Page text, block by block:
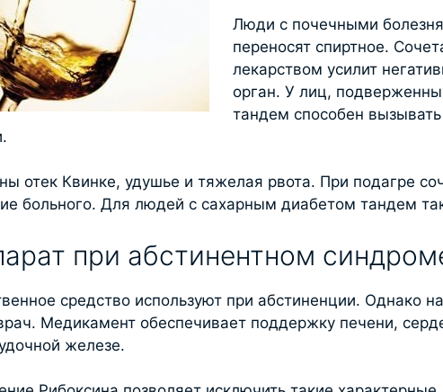
Люди с почечными
переносят спиртное.
лекарством усилит
орган. У лиц,
тандем способен
отек Квинке, удушье и тяжелая рвота. При подагре
больного. Для людей с сахарным диабетом тандем
при абстинентном
средство используют при абстиненции. Однако
Медикамент обеспечивает поддержку печени,
железе.